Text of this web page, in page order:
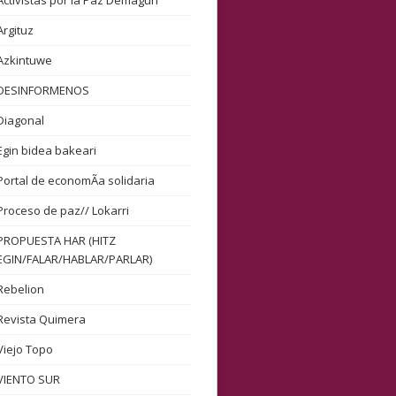
bidea bakeari
de economÃ­a solidaria
de paz// Lokarri
HAR (HITZ
FALAR/HABLAR/PARLAR)
Quimera
Topo
SUR